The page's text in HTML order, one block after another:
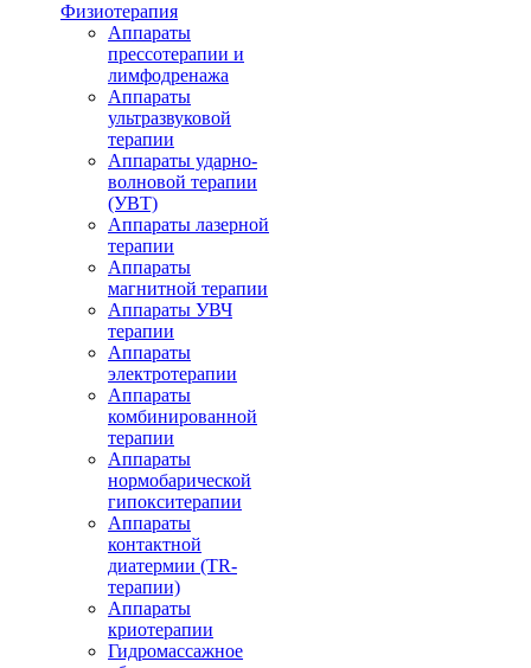
Физиотерапия
Аппараты
прессотерапии и
лимфодренажа
Аппараты
ультразвуковой
терапии
Аппараты ударно-
волновой терапии
(УВТ)
Аппараты лазерной
терапии
Аппараты
магнитной терапии
Аппараты УВЧ
терапии
Аппараты
электротерапии
Аппараты
комбинированной
терапии
Аппараты
нормобарической
гипокситерапии
Аппараты
контактной
диатермии (TR-
терапии)
Аппараты
криотерапии
Гидромассажное